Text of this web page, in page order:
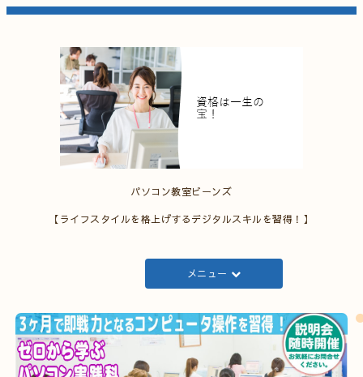
パソコン教室ビーンズ
【ライフスタイルを格上げするデジタルスキルを習得！】
メニュー